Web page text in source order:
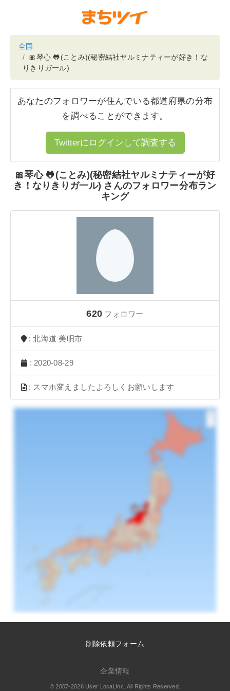
全国
🎀琴心 🐸(ことみ)(秘密結社ヤルミナティーが好き！な
りきりガ一ル)
あなたのフォロワーが住んでいる都道府県の分布
を調べることができます。
Twitterにログインして調査する
🎀琴心 🐸(ことみ)(秘密結社ヤルミナティーが好
き！なりきりガ一ル) さんのフォロワー分布ラン
キング
620 フォロワー
: 北海道 美唄市
: 2020-08-29
: スマホ変えましたよろしくお願いします
削除依頼フォーム
企業情報
© 2007-2026 User Local,Inc. All Rights Reserved.